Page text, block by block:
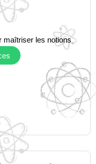
maîtriser les notions